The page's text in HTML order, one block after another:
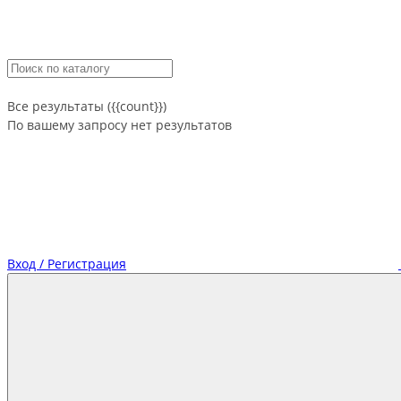
Все результаты ({{count}})
По вашему запросу нет результатов
Вход / Регистрация